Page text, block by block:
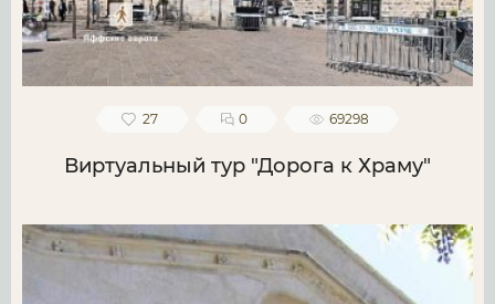
27 0 69298
Виртуальный тур "Дорога к Храму"